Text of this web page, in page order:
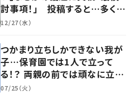
討事項！」 投稿すると…多くの
意見が寄せられる！
12/27（水）
つかまり立ちしかできない我が
子…保育園では1人で立って
る！？ 両親の前では頑なに立た
ない1歳児が可愛すぎる…！
07/25（火）